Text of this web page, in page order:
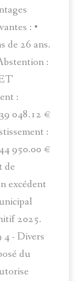
: •
de 26 ans.
:
:
048.12 €
:
950.00 €
de
excédent
2025.
4 - Divers
du